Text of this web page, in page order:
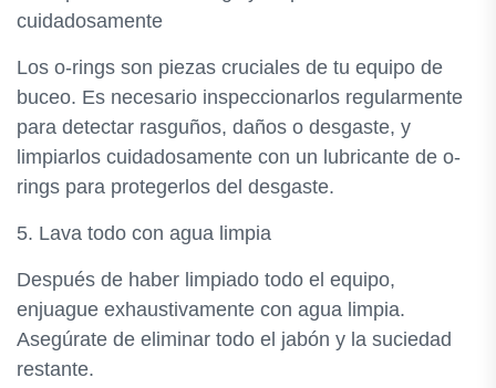
cuidadosamente
Los o-rings son piezas cruciales de tu equipo de
buceo. Es necesario inspeccionarlos regularmente
para detectar rasguños, daños o desgaste, y
limpiarlos cuidadosamente con un lubricante de o-
rings para protegerlos del desgaste.
5. Lava todo con agua limpia
Después de haber limpiado todo el equipo,
enjuague exhaustivamente con agua limpia.
Asegúrate de eliminar todo el jabón y la suciedad
restante.